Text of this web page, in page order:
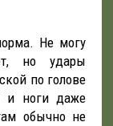
Не могу
но удары
по голове
и ноги даже
обычно не